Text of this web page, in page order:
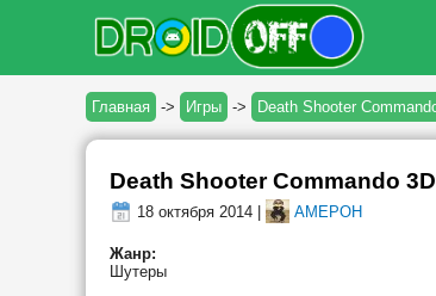
Главная -> Игры -> Death Shooter
Death Shooter Commando 3D
18 октября 2014 | AMEPOH
Жанр:
Шутеры